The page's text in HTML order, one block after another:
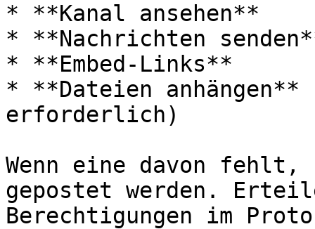
* **Kanal ansehen**
* **Nachrichten
* **Embed-Links**
* **Dateien
erforderlich)
Wenn eine davon
gepostet werden.
Berechtigungen im